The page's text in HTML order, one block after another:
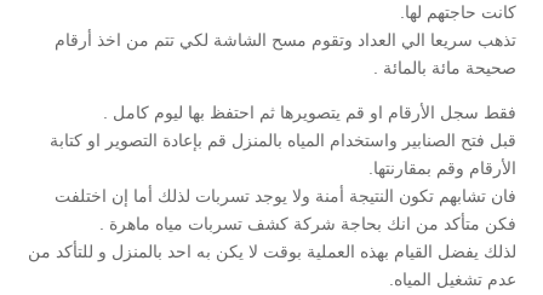
كانت حاجتهم لها.
تذهب سريعا الي العداد وتقوم مسح الشاشة لكي تتم من اخذ أرقام
صحيحة مائة بالمائة .
فقط سجل الأرقام او قم يتصويرها ثم احتفظ بها ليوم كامل .
قبل فتح الصنابير واستخدام المياه بالمنزل قم بإعادة التصوير او كتابة
الأرقام وقم بمقارنتها.
فان تشابهم تكون النتيجة أمنة ولا يوجد تسربات لذلك أما إن اختلفت
فكن متأكد من انك بحاجة شركة كشف تسربات مياه ماهرة .
لذلك يفضل القيام بهذه العملية بوقت لا يكن به احد بالمنزل و للتأكد من
عدم تشغيل المياه.